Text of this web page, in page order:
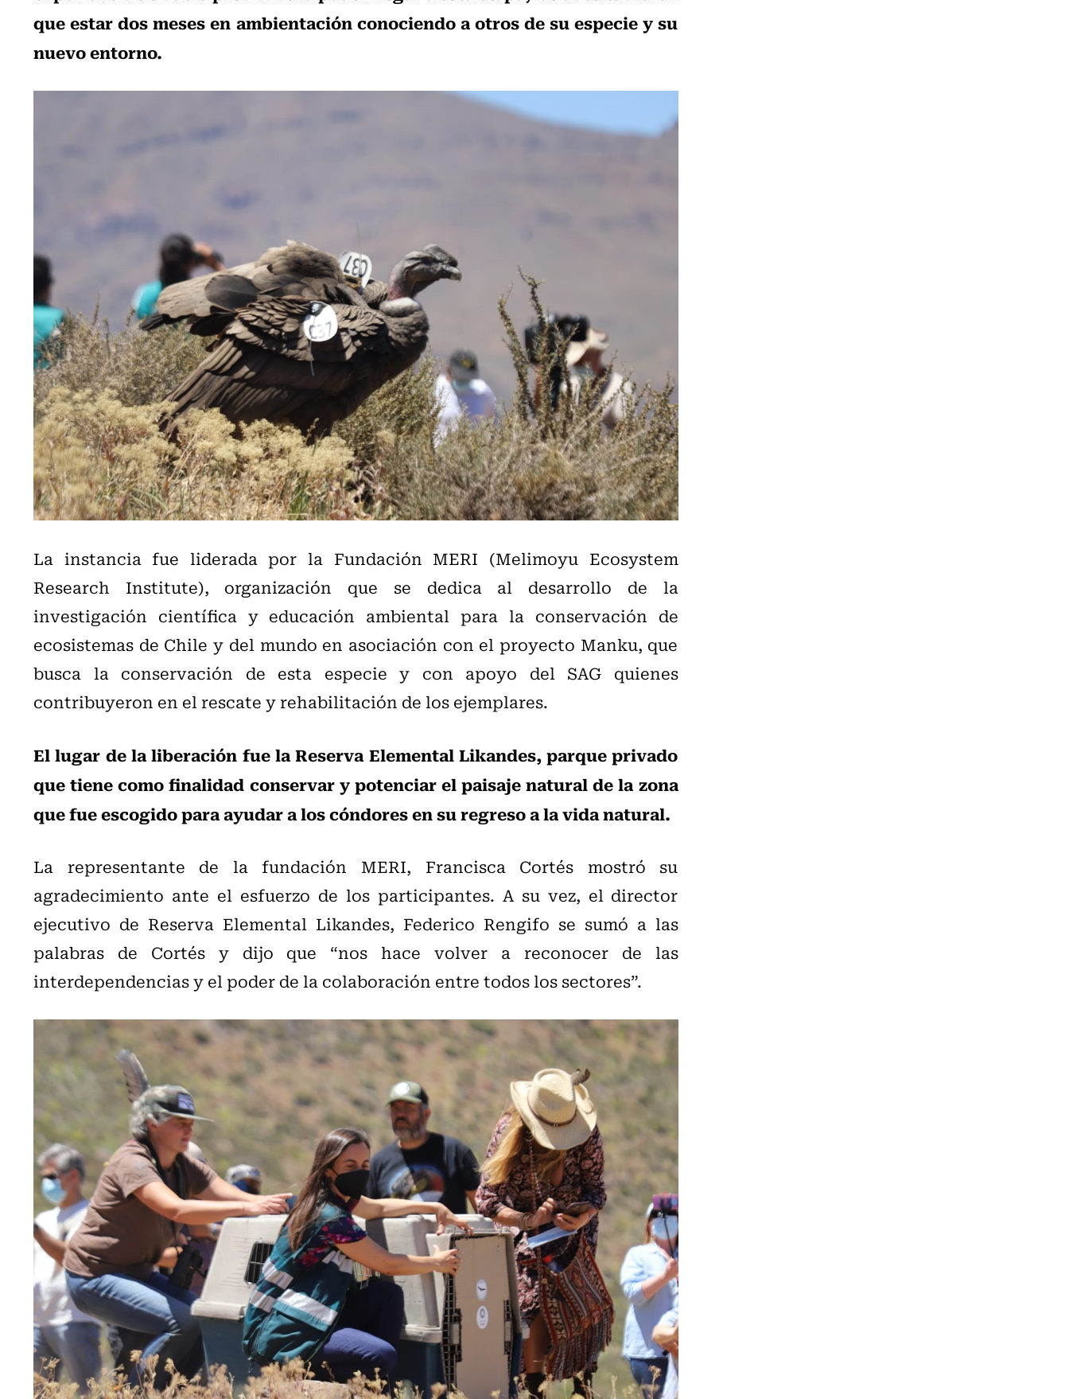
que estar dos meses en ambientación conociendo a otros de su especie y su
nuevo entorno.
La instancia fue liderada por la Fundación MERI (Melimoyu Ecosystem
Research Institute), organización que se dedica al desarrollo de la
investigación científica y educación ambiental para la conservación de
ecosistemas de Chile y del mundo en asociación con el proyecto Manku, que
busca la conservación de esta especie y con apoyo del SAG quienes
contribuyeron en el rescate y rehabilitación de los ejemplares.
El lugar de la liberación fue la Reserva Elemental Likandes, parque privado
que tiene como finalidad conservar y potenciar el paisaje natural de la zona
que fue escogido para ayudar a los cóndores en su regreso a la vida natural.
La representante de la fundación MERI, Francisca Cortés mostró su
agradecimiento ante el esfuerzo de los participantes. A su vez, el director
ejecutivo de Reserva Elemental Likandes, Federico Rengifo se sumó a las
palabras de Cortés y dijo que “nos hace volver a reconocer de las
interdependencias y el poder de la colaboración entre todos los sectores”.